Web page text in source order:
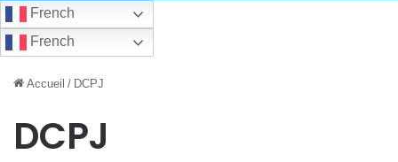
French
French
Accueil / DCPJ
DCPJ